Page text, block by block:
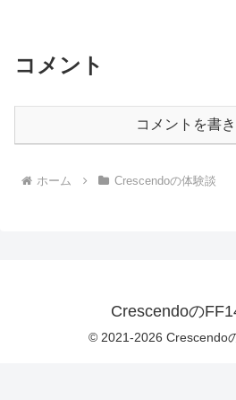
コメント
コメントを書
ホーム Crescendoの体験談
Crescendoの
© 2021-2026 Crescendo